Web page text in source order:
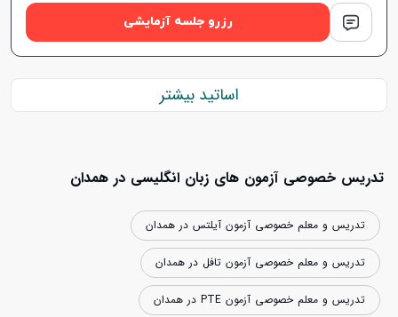
رزرو جلسه آزمایشی
اساتید بیشتر
تدریس خصوصی آزمون های زبان انگلیسی در همدان
تدریس و معلم خصوصی آزمون آیلتس در همدان
تدریس و معلم خصوصی آزمون تافل در همدان
تدریس و معلم خصوصی آزمون PTE در همدان